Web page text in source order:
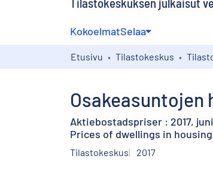
KokoelmatSelaa
Etusivu Tilastokeskus
Osakeasuntojen
Aktiebostadspriser : 2017,
Prices of dwellings in
Tilastokeskus 2017